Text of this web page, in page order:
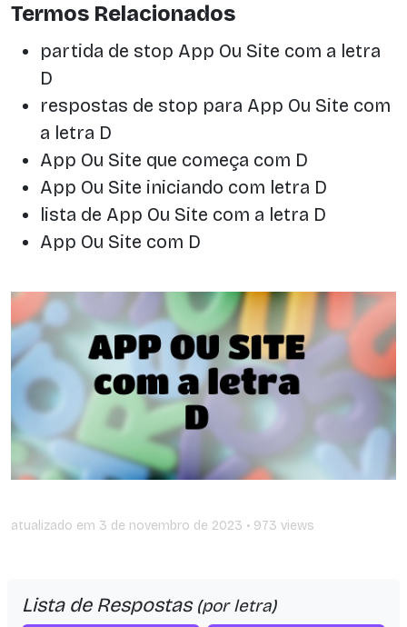
Termos Relacionados
partida de stop App Ou Site com a letra
D
respostas de stop para App Ou Site com
a letra D
App Ou Site que começa com D
App Ou Site iniciando com letra D
lista de App Ou Site com a letra D
App Ou Site com D
atualizado em 3 de novembro de 2023 • 973 views
Lista de Respostas (por letra)